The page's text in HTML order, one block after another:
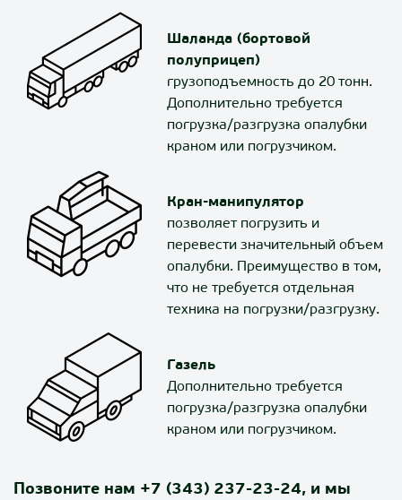
Шаланда (бортовой
полуприцеп)
грузоподъемность до 20 тонн.
Дополнительно требуется
погрузка/разгрузка опалубки
краном или погрузчиком.
Кран-манипулятор
позволяет погрузить и
перевести значительный объем
опалубки. Преимущество в том,
что не требуется отдельная
техника на погрузки/разгрузку.
Газель
Дополнительно требуется
погрузка/разгрузка опалубки
краном или погрузчиком.
Позвоните нам +7 (343) 237-23-24, и мы